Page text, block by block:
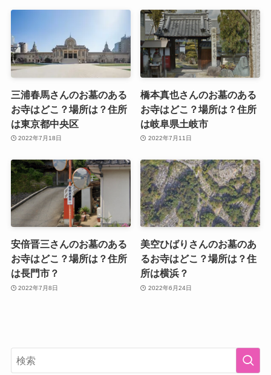
三浦春馬さんのお墓のある
お寺はどこ？場所は？住所
は東京都中央区
2022年7月18日
橋本真也さんのお墓のある
お寺はどこ？場所は？住所
は岐阜県土岐市
2022年7月11日
安倍晋三さんのお墓のある
お寺はどこ？場所は？住所
は長門市？
2022年7月8日
美空ひばりさんのお墓のあ
るお寺はどこ？場所は？住
所は横浜？
2022年6月24日